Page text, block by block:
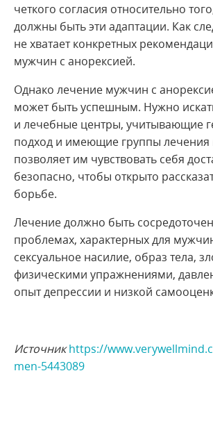
четкого согласия относительно
должны быть эти адаптации. Как
не хватает конкретных
мужчин с анорексией.
Однако лечение мужчин с
может быть успешным. Нужно
и лечебные центры, учитывающие
подход и имеющие группы лечения
позволяет им чувствовать себя
безопасно, чтобы открыто
борьбе.
Лечение должно быть
проблемах, характерных для
сексуальное насилие, образ тела,
физическими упражнениями,
опыт депрессии и низкой
Источник https://
men-5443089